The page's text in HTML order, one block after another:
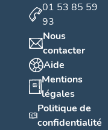
01 53 85 59
93
Nous
contacter
Aide
Mentions
légales
Politique de
confidentialité